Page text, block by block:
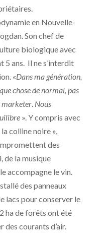
en Nouvelle-
Son chef de
biologique avec
5 ans. Il ne s’interdit
«Dans ma génération,
chose de normal, pas
marketer. Nous
». Y compris avec
colline noire »,
des
de la musique
accompagne le vin.
des panneaux
lacs pour conserver le
ha de forêts ont été
des courants d’air.